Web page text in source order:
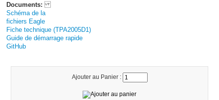
Documents:
Schéma de la
fichiers Eagle
Fiche technique (TPA2005D1)
Guide de démarrage rapide
GitHub
Ajouter au Panier :